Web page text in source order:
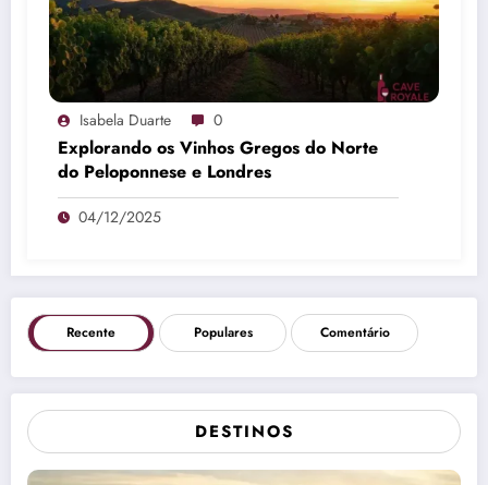
Isabela Duarte 0
Explorando os Vinhos Gregos do Norte
do Peloponnese e Londres
04/12/2025
Recente Populares Comentário
DESTINOS